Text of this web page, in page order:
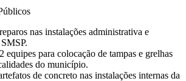
nas instalações administrativa e
equipes para colocação de tampas e grelhas
do município.
de concreto nas instalações internas da